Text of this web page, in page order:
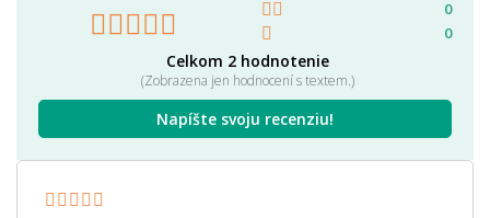
Celkom 2 hodnotenie
(Zobrazena jen hodnocení s textem.)
Napíšte svoju recenziu!
0
0